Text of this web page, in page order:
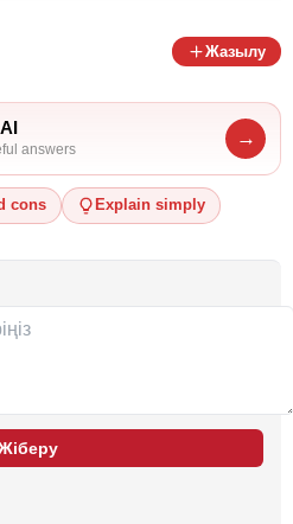
Жазылу
answers
→
cons Explain simply